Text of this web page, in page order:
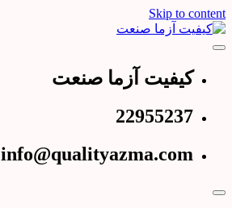
Skip to content
کیفیت آزما صنعت
کیفیت آزما صنعت
22955237
info@qualityazma.com